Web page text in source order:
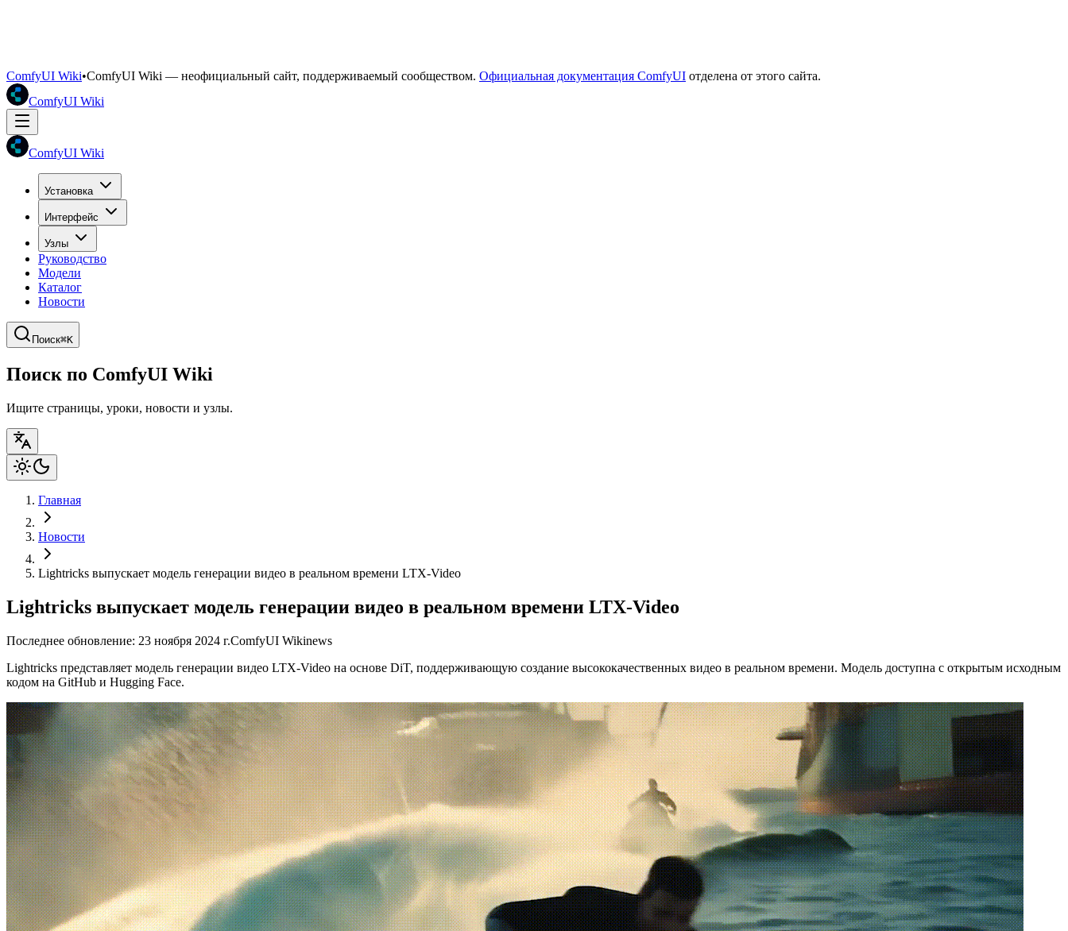
ComfyUI Wiki•ComfyUI Wiki — неофициальный сайт, поддерживаемый сообществом. Официальная документация ComfyUI отделена от этого сайта.
ComfyUI Wiki
ComfyUI Wiki
Установка
Интерфейс
Узлы
Руководство
Модели
Каталог
Новости
Поиск⌘K
Поиск по ComfyUI Wiki
Ищите страницы, уроки, новости и узлы.
Главная
Новости
Lightricks выпускает модель генерации видео в реальном времени LTX-Video
Lightricks выпускает модель генерации видео в реальном времени LTX-Video
Последнее обновление: 23 ноября 2024 г.ComfyUI Wikinews
Lightricks представляет модель генерации видео LTX-Video на основе DiT, поддерживающую создание высококачественных видео в реальном времени. Модель доступна с открытым исходным
кодом на GitHub и Hugging Face.